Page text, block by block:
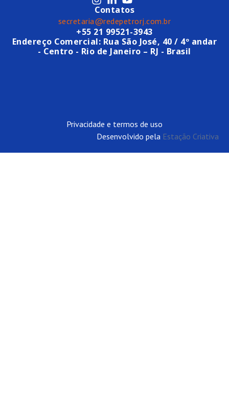
Contatos
secretaria@redepetrorj.com.br
+55 21 99521-3943
Endereço Comercial: Rua São José, 40 / 4º andar
- Centro - Rio de Janeiro – RJ - Brasil
Privacidade e termos de uso
Desenvolvido pela Estação Criativa